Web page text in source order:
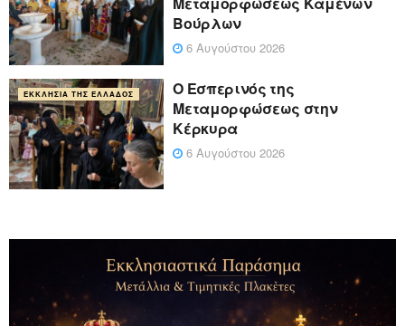
Βούρλων
6 Αυγούστου 2026
ΕΚΚΛΗΣΊΑ ΤΗΣ ΕΛΛΆΔΟΣ
Ο Εσπερινός της
Μεταμορφώσεως στην
Κέρκυρα
6 Αυγούστου 2026